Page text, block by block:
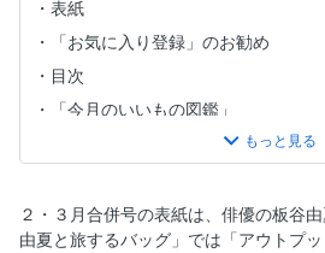
表紙
「お気に入り登録」のお勧め
目次
「今月のいいもの図鑑」
安倍佐和子 肌未来が輝く最旬美コ
リンクル」
人を育てる、社会を育てる
２・３月合併号の表紙は、俳優の板谷
由夏と旅するバッグ」では「アウトプ